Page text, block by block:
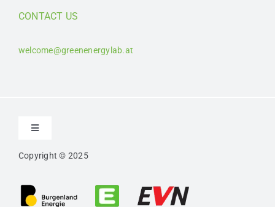
CONTACT US
welcome@greenenergylab.at
Toggle
Kontakt
Impressum
Copyright © 2025